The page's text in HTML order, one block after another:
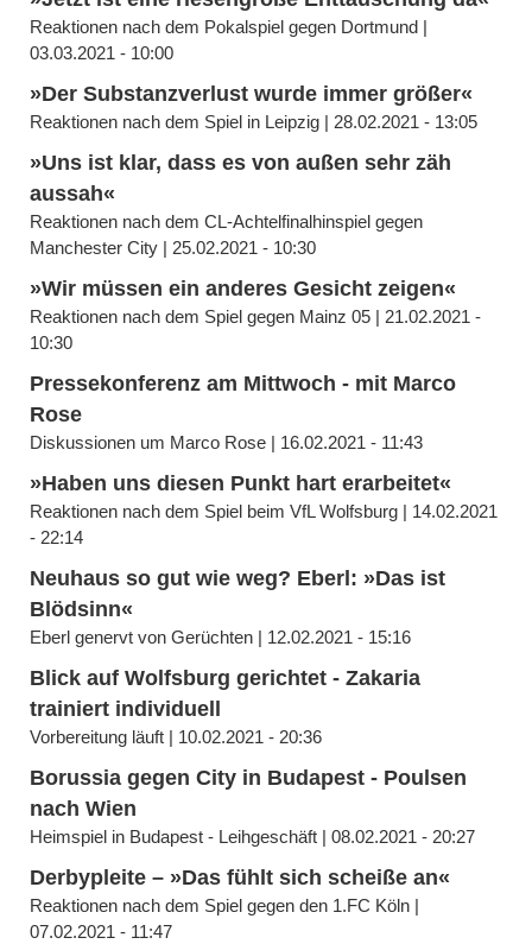
Reaktionen nach dem Pokalspiel gegen Dortmund |
03.03.2021 - 10:00
»Der Substanzverlust wurde immer größer«
Reaktionen nach dem Spiel in Leipzig | 28.02.2021 - 13:05
»Uns ist klar, dass es von außen sehr zäh
aussah«
Reaktionen nach dem CL-Achtelfinalhinspiel gegen
Manchester City | 25.02.2021 - 10:30
»Wir müssen ein anderes Gesicht zeigen«
Reaktionen nach dem Spiel gegen Mainz 05 | 21.02.2021 -
10:30
Pressekonferenz am Mittwoch - mit Marco
Rose
Diskussionen um Marco Rose | 16.02.2021 - 11:43
»Haben uns diesen Punkt hart erarbeitet«
Reaktionen nach dem Spiel beim VfL Wolfsburg | 14.02.2021
- 22:14
Neuhaus so gut wie weg? Eberl: »Das ist
Blödsinn«
Eberl genervt von Gerüchten | 12.02.2021 - 15:16
Blick auf Wolfsburg gerichtet - Zakaria
trainiert individuell
Vorbereitung läuft | 10.02.2021 - 20:36
Borussia gegen City in Budapest - Poulsen
nach Wien
Heimspiel in Budapest - Leihgeschäft | 08.02.2021 - 20:27
Derbypleite – »Das fühlt sich scheiße an«
Reaktionen nach dem Spiel gegen den 1.FC Köln |
07.02.2021 - 11:47